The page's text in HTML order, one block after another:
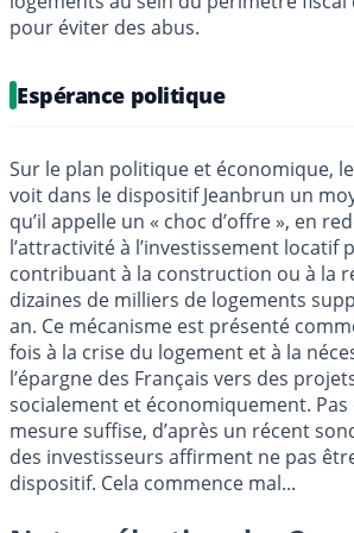
pour éviter des abus.
Espérance politique
Sur le plan politique et économique,
voit dans le dispositif Jeanbrun un
qu’il appelle un « choc d’offre », en
l’attractivité à l’investissement locatif
contribuant à la construction ou à la
dizaines de milliers de logements
an. Ce mécanisme est présenté
fois à la crise du logement et à la
l’épargne des Français vers des
socialement et économiquement.
mesure suffise, d’après un récent
des investisseurs affirment ne pas
dispositif. Cela commence mal...